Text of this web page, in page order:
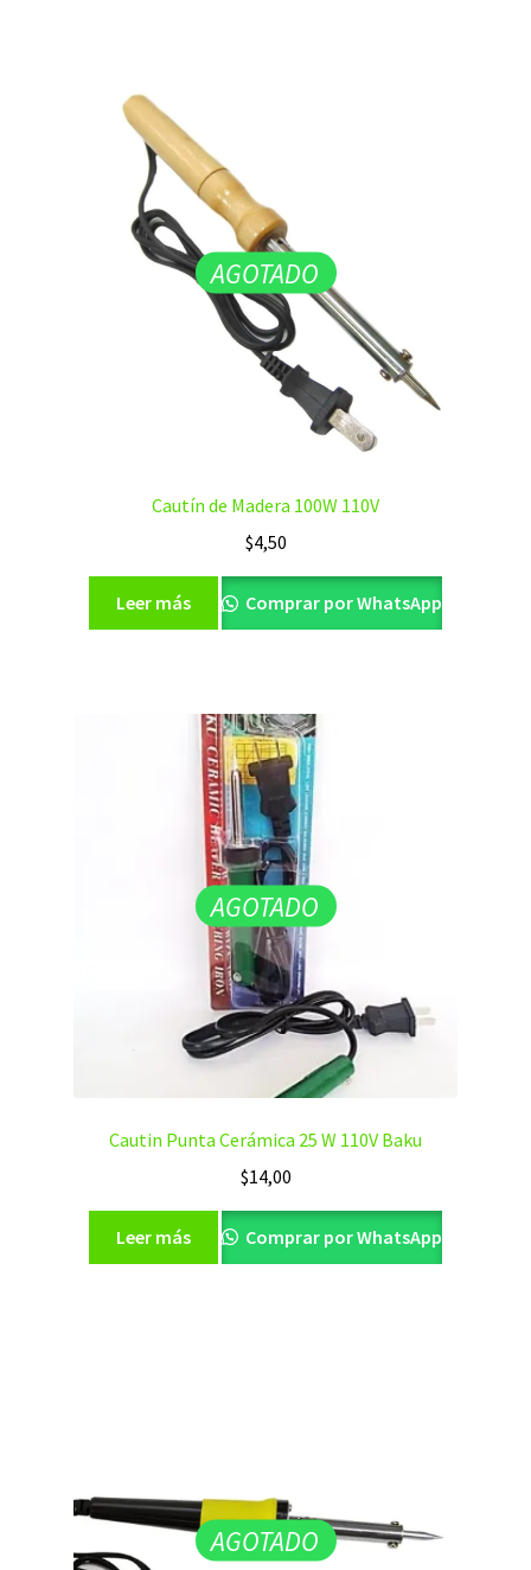
AGOTADO
Cautín de Madera 100W 110V
$4,50
Leer más Comprar por WhatsApp
AGOTADO
Cautin Punta Cerámica 25 W 110V Baku
$14,00
Leer más Comprar por WhatsApp
AGOTADO